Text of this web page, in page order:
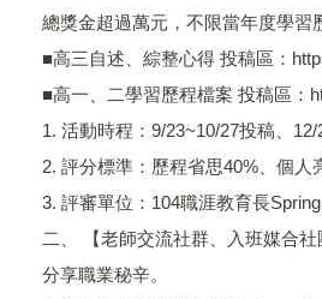
總獎金超過萬元，不限當年度學習
■高三自述、綜整心得 投稿區：
■高一、二學習歷程檔案 投稿區：
1. 活動時程：9/23~10/27投稿、
2. 評分標準：歷程省思40%、個人
3. 評審單位：104職涯教育長
二、 【老師交流社群、入班媒合
分享職業秘辛。